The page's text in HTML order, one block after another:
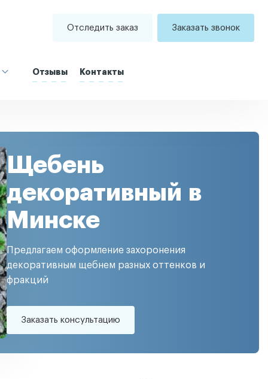
Отследить заказ Заказать звонок
Отзывы Контакты
Щебень
декоративный в
Минске
Предлагаем оформление захоронения
декоративным щебнем разных оттенков и
фракций
Заказать консультацию